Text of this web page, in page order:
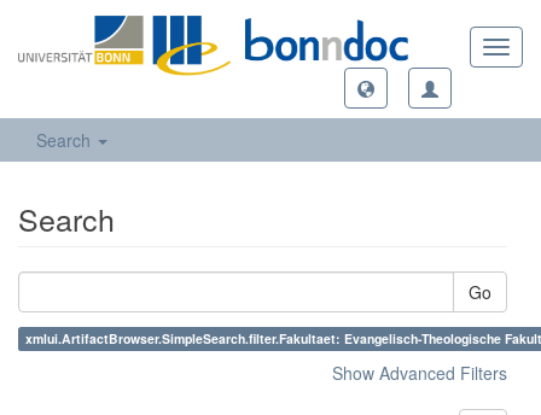
Search
Search
Go
xmlui.ArtifactBrowser.SimpleSearch.filter.Fakultaet: Evangelisch-Theologische
Show Advanced Filters